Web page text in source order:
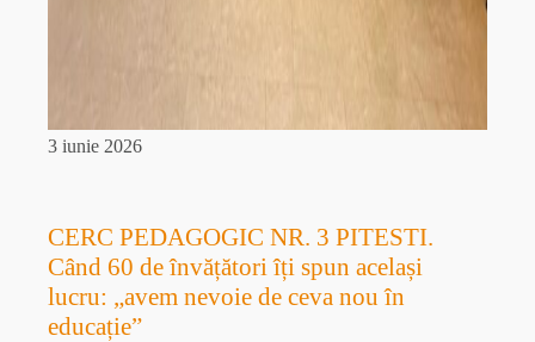
3 iunie 2026
CERC PEDAGOGIC NR. 3 PITESTI.
Când 60 de învățători îți spun același
lucru: „avem nevoie de ceva nou în
educație”